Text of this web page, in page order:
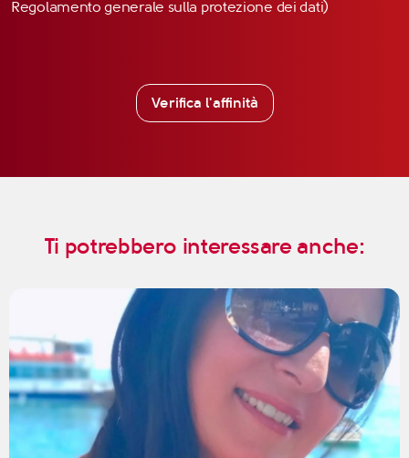
Regolamento generale sulla protezione dei dati)
Verifica l'affinità
Ti potrebbero interessare anche: